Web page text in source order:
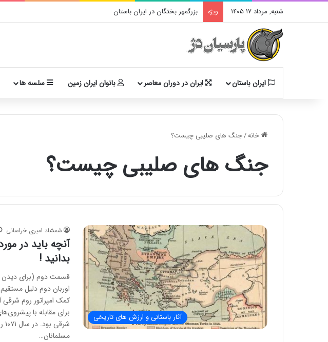
شنبه, مرداد ۱۷ ۱۴۰۵ ویژه بزرگمهر بختگان در ایران باستان
ایران باستان ایران در دوران معاصر بانوان ایران زمین سلسه ها
خانه/جنگ های صلیبی چیست؟
جنگ های صلیبی چیست؟
آثار باستانی و ارزش های تاریخی
شمشاد امیری خراسانی
آنچه باید در
بدانید !
قسمت دوم (برای دیدن
اوربان دوم دلیل
کمک امپراتور روم
برای مقابله با
مسلمانان…